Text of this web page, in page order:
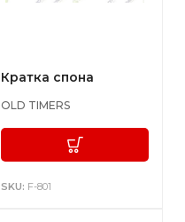
Кратка спона
OLD TIMERS
SKU: F-801